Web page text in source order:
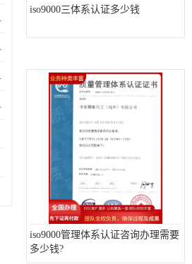
务机会
满意度
的体现
争能力
iso9000三体系认证多少钱
iso9000管理体系认证咨询办理需要
多少钱?